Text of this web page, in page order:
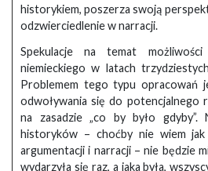
historykiem, poszerza swoją
odzwierciedlenie w narracji.
Spekulacje na temat
niemieckiego w latach
Problemem tego typu opracowań
odwoływania się do potencjalnego
na zasadzie „co by było
historyków – choćby nie wiem
argumentacji i narracji – nie będzie
wydarzyła się raz, a jaka była,